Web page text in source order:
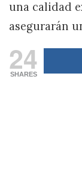
una calidad
asegurarán
24
SHARES